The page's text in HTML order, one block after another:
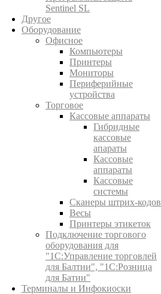
Sentinel SL
Другое
Оборудование
Офисное
Компьютеры
Принтеры
Мониторы
Периферийные
устройства
Торговое
Кассовые аппараты
Гибридные
кассовые
апараты
Кассовые
аппараты
Кассовые
системы
Сканеры штрих-кодов
Весы
Принтеры этикеток
Подключение торгового
оборудования для
"1С:Управление торговлей
для Балтии", "1С:Розница
для Батии"
Терминалы и Инфокиоски